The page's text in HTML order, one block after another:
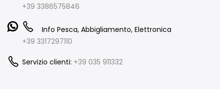
+39 3386575846
Info Pesca, Abbigliamento, Elettronica
+39 3317297110
Servizio clienti: +39 035 911332